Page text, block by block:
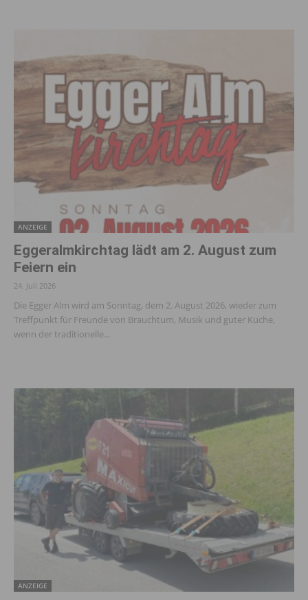
ANZEIGE
Eggeralmkirchtag lädt am 2. August zum
Feiern ein
24. Juli 2026
Die Egger Alm wird am Sonntag, dem 2. August 2026, wieder zum
Treffpunkt für Freunde von Brauchtum, Musik und guter Küche,
wenn der traditionelle...
ANZEIGE